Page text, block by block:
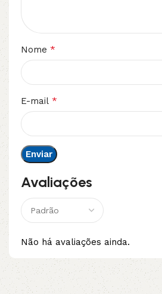
Avaliações
Não há avaliações ainda.
Nome *
E-mail *